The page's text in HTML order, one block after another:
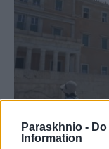
Paraskhnio -
Information